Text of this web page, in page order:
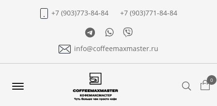
+7 (903)773-84-84
+7 (903)771-84-84
TelegramWhatsapp
Viber
info@coffeemaxmaster.ru
0